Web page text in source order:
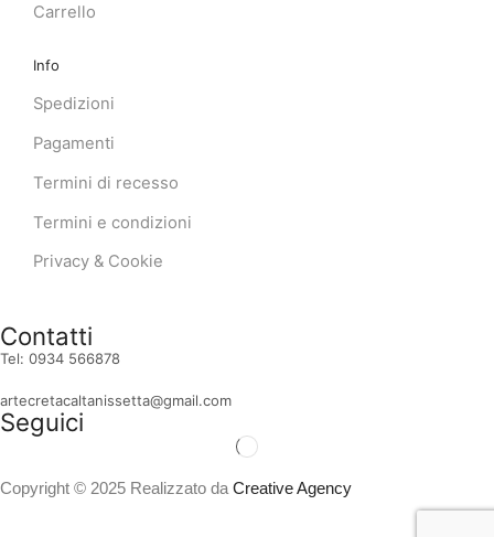
Carrello
Info
Spedizioni
Pagamenti
Termini di recesso
Termini e condizioni
Privacy & Cookie
Contatti
Tel: 0934 566878
artecretacaltanissetta@gmail.com
Seguici
Copyright © 2025 Realizzato daCreative Agency